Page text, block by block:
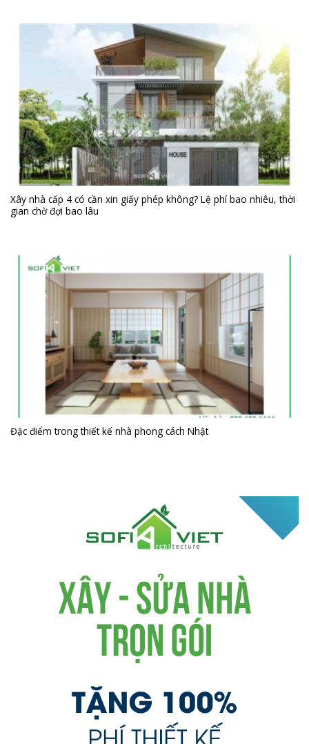
Xây nhà cấp 4 có cần xin giấy phép không? Lệ phí bao nhiêu, thời
gian chờ đợi bao lâu
Đặc điểm trong thiết kế nhà phong cách Nhật